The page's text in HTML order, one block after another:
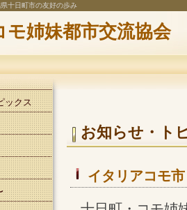
十日町市の友好の歩み
モ姉妹都市交流協会
お知らせ・ト
イタリアコモ
ックス